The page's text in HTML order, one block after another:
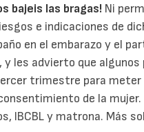
bajeis las bragas! Ni
e indicaciones de
en el embarazo y el
y les advierto que
trimestre para meter
de la mujer.
IBCBL y matrona. Más